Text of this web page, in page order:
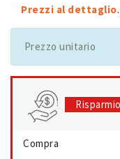
Prezzi al dettaglio.
Prezzo unitario
Compra